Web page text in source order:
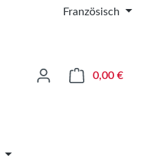
Französisch
0,00 €Le